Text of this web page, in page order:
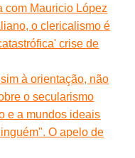
com Mauricio López
o clericalismo é
crise de
à orientação, não
o secularismo
e a mundos ideais
O apelo de